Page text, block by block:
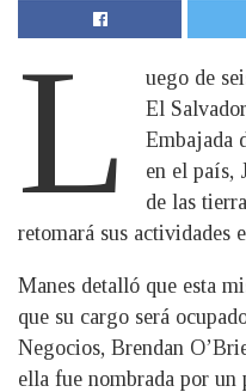
L
uego de
El
Embajada
en el país,
de las
retomará sus actividades
Manes detalló que esta
que su cargo será
Negocios, Brendan
ella fue nombrada por un